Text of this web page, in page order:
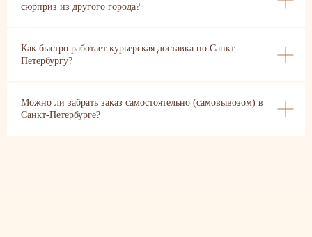
сюрприз из другого города?
Как быстро работает курьерская доставка по Санкт-
Петербургу?
Можно ли забрать заказ самостоятельно (самовывозом) в
Санкт-Петербурге?